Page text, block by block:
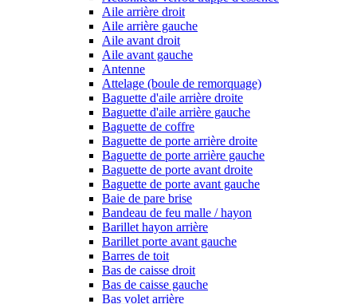
Aile arrière droit
Aile arrière gauche
Aile avant droit
Aile avant gauche
Antenne
Attelage (boule de remorquage)
Baguette d'aile arrière droite
Baguette d'aile arrière gauche
Baguette de coffre
Baguette de porte arrière droite
Baguette de porte arrière gauche
Baguette de porte avant droite
Baguette de porte avant gauche
Baie de pare brise
Bandeau de feu malle / hayon
Barillet hayon arrière
Barillet porte avant gauche
Barres de toit
Bas de caisse droit
Bas de caisse gauche
Bas volet arrière